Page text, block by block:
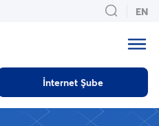
EN
İnternet Şube